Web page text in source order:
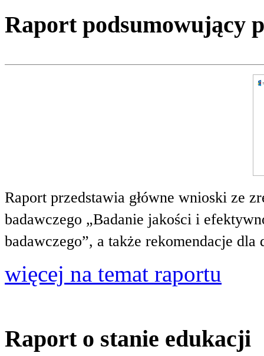
Raport podsumowujący
Raport przedstawia główne wnioski ze
badawczego „Badanie jakości i
badawczego”, a także rekomendacje
więcej na temat raportu
Raport o stanie edukacji